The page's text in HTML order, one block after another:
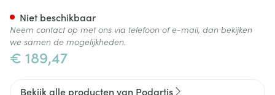
€ 189,47
Niet beschikbaar
Neem contact op met ons via telefoon of e-mail, dan bekijken
we samen de mogelijkheden.
Bekijk alle producten van Podartis